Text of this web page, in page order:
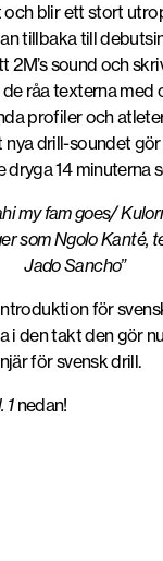
blir ett stort
tillbaka till
2M’s sound och
råa texterna med
profiler och
drill-soundet
14 minuterna
my fam goes/
som Ngolo Kanté,
Jado Sancho”
för
i den takt den gör
för svensk drill.
1nedan!